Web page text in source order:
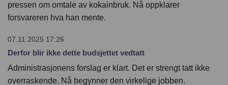
pressen om omtale av kokainbruk. Nå oppklarer
forsvareren hva han mente.
07.11.2025 17:26
Derfor blir ikke dette budsjettet vedtatt
Administrasjonens forslag er klart. Det er strengt tatt ikke
overraskende. Nå begynner den virkelige jobben.